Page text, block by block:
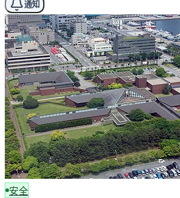
通知
安全